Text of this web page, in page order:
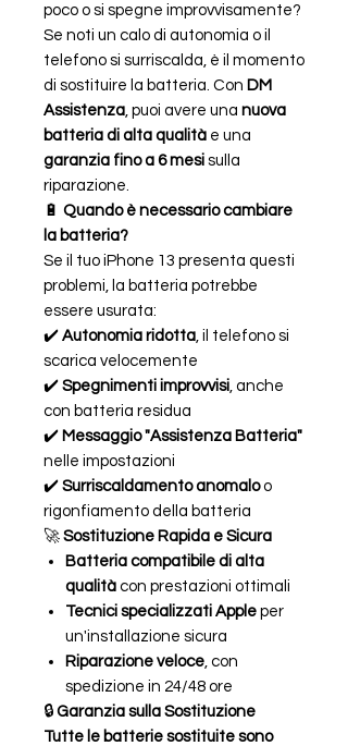
poco o si spegne improvvisamente?
Se noti un calo di autonomia o il
telefono si surriscalda, è il momento
di sostituire la batteria. Con DM
Assistenza , puoi avere una nuova
batteria di alta qualità e una
garanzia fino a 6 mesi sulla
riparazione.
🔋 Quando è necessario cambiare
la batteria?
Se il tuo iPhone 13 presenta questi
problemi, la batteria potrebbe
essere usurata:
✔️ Autonomia ridotta , il telefono si
scarica velocemente
✔️ Spegnimenti improvvisi , anche
con batteria residua
✔️ Messaggio "Assistenza Batteria"
nelle impostazioni
✔️ Surriscaldamento anomaloo
rigonfiamento della batteria
🚀 Sostituzione Rapida e Sicura
Batteria compatibile di alta
qualità con prestazioni ottimali
Tecnici specializzati Apple per
un'installazione sicura
Riparazione veloce , con
spedizione in 24/48 ore
🔒 Garanzia sulla Sostituzione
Tutte le batterie sostituite sono